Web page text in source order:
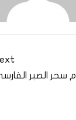
سحر الصبر